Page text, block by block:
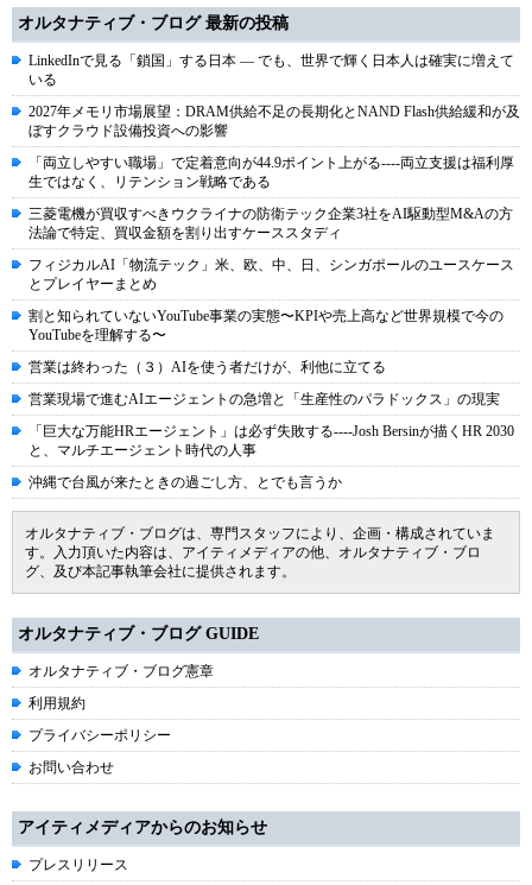
オルタナティブ・ブログ 最新の投稿
LinkedInで見る「鎖国」する日本 ― でも、世界で輝く日本人は確実に増えて
いる
2027年メモリ市場展望：DRAM供給不足の長期化とNAND Flash供給緩和が及
ぼすクラウド設備投資への影響
「両立しやすい職場」で定着意向が44.9ポイント上がる----両立支援は福利厚
生ではなく、リテンション戦略である
三菱電機が買収すべきウクライナの防衛テック企業3社をAI駆動型M&Aの方
法論で特定、買収金額を割り出すケーススタディ
フィジカルAI「物流テック」米、欧、中、日、シンガポールのユースケース
とプレイヤーまとめ
割と知られていないYouTube事業の実態〜KPIや売上高など世界規模で今の
YouTubeを理解する〜
営業は終わった（３）AIを使う者だけが、利他に立てる
営業現場で進むAIエージェントの急増と「生産性のパラドックス」の現実
「巨大な万能HRエージェント」は必ず失敗する----Josh Bersinが描くHR 2030
と、マルチエージェント時代の人事
沖縄で台風が来たときの過ごし方、とでも言うか
オルタナティブ・ブログは、専門スタッフにより、企画・構成されていま
す。入力頂いた内容は、アイティメディアの他、オルタナティブ・ブロ
グ、及び本記事執筆会社に提供されます。
オルタナティブ・ブログ GUIDE
オルタナティブ・ブログ憲章
利用規約
プライバシーポリシー
お問い合わせ
アイティメディアからのお知らせ
プレスリリース